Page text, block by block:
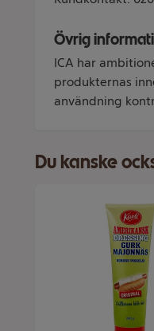
Övrig
ICA har
produkternas
användning
Du kanske